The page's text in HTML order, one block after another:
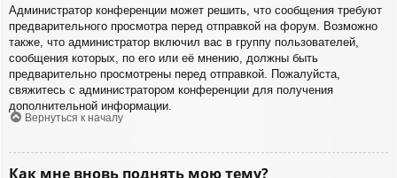
Администратор конференции может решить, что сообщения требуют
предварительного просмотра перед отправкой на форум. Возможно
также, что администратор включил вас в группу пользователей,
сообщения которых, по его или её мнению, должны быть
предварительно просмотрены перед отправкой. Пожалуйста,
свяжитесь с администратором конференции для получения
дополнительной информации.
Вернуться к началу
Как мне вновь поднять мою тему?